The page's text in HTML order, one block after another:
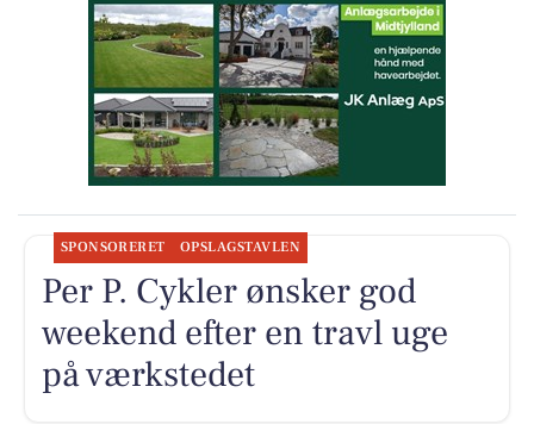
SPONSORERET OPSLAGSTAVLEN
Per P. Cykler ønsker god
weekend efter en travl uge
på værkstedet